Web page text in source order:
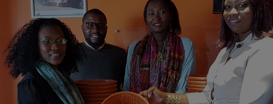
À PROPOS
SERVICES & SOLUTIONS
CONTACT